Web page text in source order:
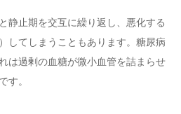
静止期を交互に繰り返し、悪化する
してしまうこともあります。糖尿病
は過剰の血糖が微小血管を詰まらせ
す。